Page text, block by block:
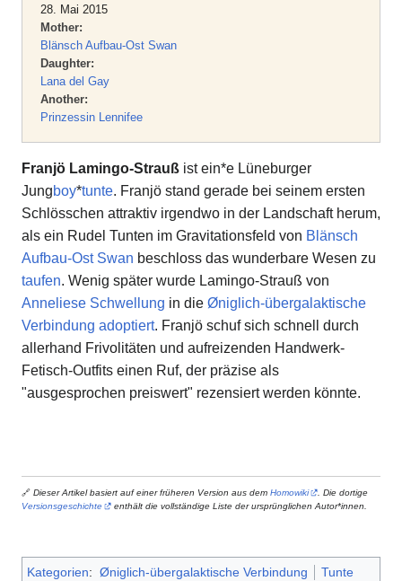
28. Mai 2015
Mother:
Blänsch Aufbau-Ost Swan
Daughter:
Lana del Gay
Another:
Prinzessin Lennifee
Franjö Lamingo-Strauß ist ein*e Lüneburger
Jungboy*tunte. Franjö stand gerade bei seinem ersten
Schlösschen attraktiv irgendwo in der Landschaft herum,
als ein Rudel Tunten im Gravitationsfeld von Blänsch
Aufbau-Ost Swan beschloss das wunderbare Wesen zu
taufen. Wenig später wurde Lamingo-Strauß von
Anneliese Schwellung in die Øniglich-übergalaktische
Verbindung adoptiert. Franjö schuf sich schnell durch
allerhand Frivolitäten und aufreizenden Handwerk-
Fetisch-Outfits einen Ruf, der präzise als
"ausgesprochen preiswert" rezensiert werden könnte.
🔗 Dieser Artikel basiert auf einer früheren Version aus dem Homowiki
. Die dortige
Versionsgeschichte
enthält die vollständige Liste der ursprünglichen Autor*innen.
Kategorien: Øniglich-übergalaktische Verbindung Tunte